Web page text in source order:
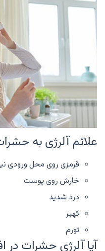
علائم آلرژی به
قرمزی روی محل ورودی
خارش روی پوست
درد شدید
کهیر
تورم
آیا آلرژی حشرات در